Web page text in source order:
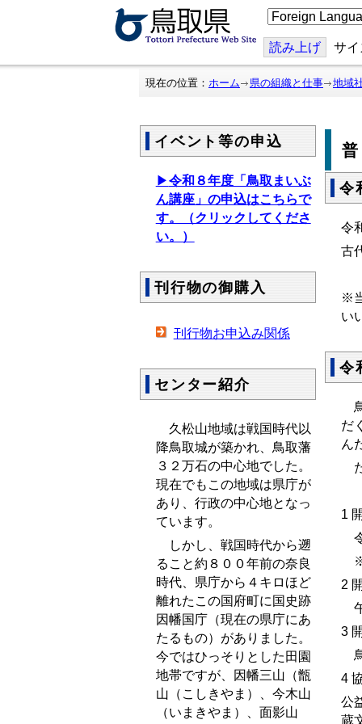
こ
の
ジ
を
翻
読み上げ サ
現在の位置： ホーム 県の組織と仕事 地域
イベント等の申込
▶令和８年度「鳥取まいぶ
ん講座」の申込はこちらで
す。（クリックしてくださ
い。）
刊行物の御購入
刊行物お申込み関係
センター紹介
久松山地域は戦国時代以
降鳥取城が築かれ、鳥取藩
３２万石の中心地でした。
現在でもこの地域は県庁が
あり、行政の中心地となっ
ています。
しかし、戦国時代から遡
ること約８００年前の奈良
時代、県庁から４キロほど
離れたこの国府町に国史跡
因幡国庁（現在の県庁にあ
たるもの）がありました。
今ではひっそりとした田園
地帯ですが、因幡三山（甑
山（こしきやま）、今木山
（いまきやま）、面影山
令
令
古
※
い
令
だ
ん
1
※
2
3
4
公
蔵